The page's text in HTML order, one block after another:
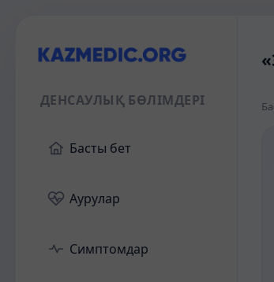
ДЕНСАУЛЫҚ БӨЛІМДЕРІ
Басты бет
Аурулар
Симптомдар